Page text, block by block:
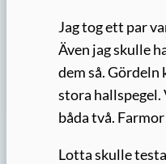
Jag tog ett par
Även jag skulle
dem så. Gördeln
stora hallspegel.
båda två.
Lotta skulle